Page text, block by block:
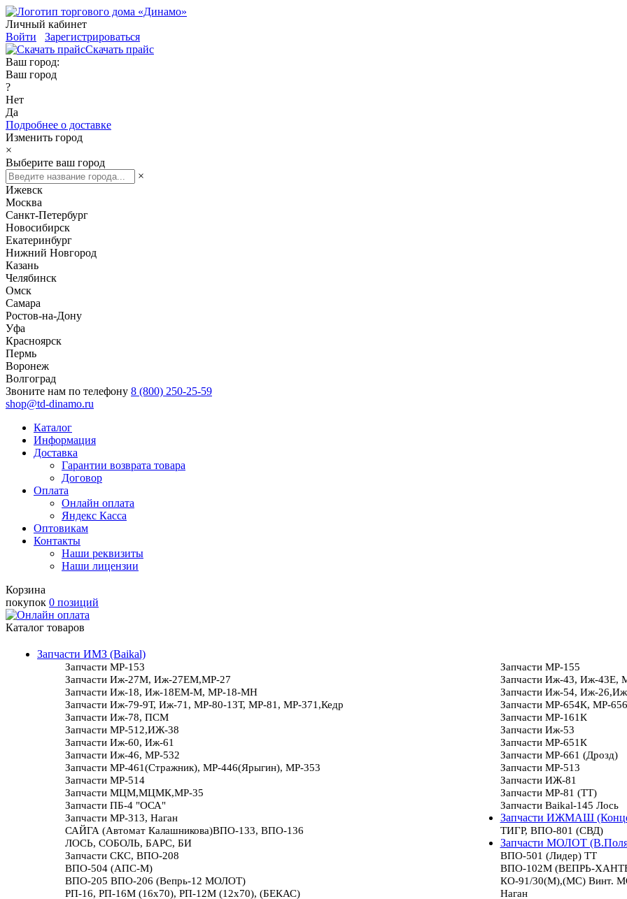
Личный кабинет
Войти
Зарегистрироваться
Скачать прайс
Ваш город:
Ваш город
?
Нет
Да
Подробнее о доставке
Изменить город
×
Выберите ваш город
×
Ижевск
Москва
Санкт-Петербург
Новосибирск
Екатеринбург
Нижний Новгород
Казань
Челябинск
Омск
Самара
Ростов-на-Дону
Уфа
Красноярск
Пермь
Воронеж
Волгоград
Звоните нам по телефону 8 (800) 250-25-59
shop@td-dinamo.ru
Каталог
Информация
Доставка
Гарантии возврата товара
Договор
Оплата
Онлайн оплата
Яндекс Касса
Оптовикам
Контакты
Наши реквизиты
Наши лицензии
Корзина
покупок 0 позиций
Каталог товаров
Запчасти ИМЗ (Baikal)
Запчасти МР-153
Запчасти МР-155
Запчасти Иж-27М, Иж-27ЕМ,МР-27
Запчасти Иж-43, Иж-43Е,
Запчасти Иж-18, Иж-18ЕМ-М, МР-18-МН
Запчасти Иж-54, Иж-
Запчасти Иж-79-9Т, Иж-71, МР-80-13Т, МР-81, МР-371,Кедр
Запчасти МР-654К, МР-
Запчасти Иж-78, ПСМ
Запчасти МР-161К
Запчасти МР-512,ИЖ-38
Запчасти Иж-53
Запчасти Иж-60, Иж-61
Запчасти МР-651К
Запчасти Иж-46, МР-532
Запчасти МР-661 (Дрозд)
Запчасти МР-461(Стражник), МР-446(Ярыгин), МР-353
Запчасти МР-513
Запчасти МР-514
Запчасти ИЖ-81
Запчасти МЦМ,МЦМК,МР-35
Запчасти МР-81 (ТТ)
Запчасти ПБ-4 "ОСА"
Запчасти Baikal-145 Лось
Запчасти МР-313, Наган
Запчасти ИЖМАШ
САЙГА (Автомат Калашникова)ВПО-133, ВПО-136
ТИГР, ВПО-801 (СВД)
ЛОСЬ, СОБОЛЬ, БАРС, БИ
Запчасти МОЛОТ
Запчасти СКС, ВПО-208
ВПО-501 (Лидер) ТТ
ВПО-504 (АПС-М)
ВПО-102М (ВЕПРЬ-
ВПО-205 ВПО-206 (Вепрь-12 МОЛОТ)
КО-91/30(М),(МС) Винт.
РП-16, РП-16М (16х70), РП-12М (12х70), (БЕКАС)
Наган